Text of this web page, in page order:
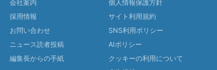
会社案内
採用情報
お問い合わせ
ニュース読者投稿
編集長からの手紙
個人情報保護方針
サイト利用規約
SNS利用ポリシー
AIポリシー
クッキーの利用について